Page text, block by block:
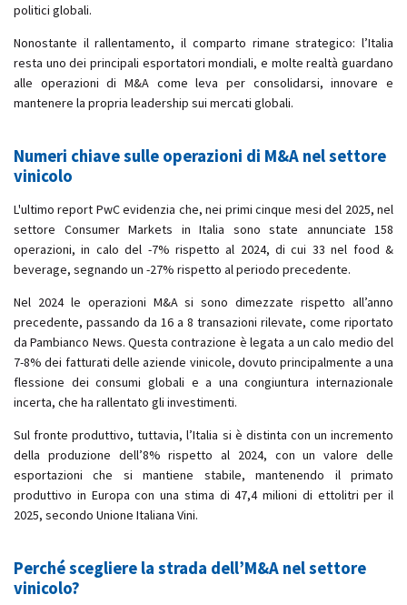
politici globali.
Nonostante il rallentamento, il comparto rimane strategico: l’Italia
resta uno dei principali esportatori mondiali, e molte realtà guardano
alle operazioni di M&A come leva per consolidarsi, innovare e
mantenere la propria leadership sui mercati globali.
Numeri chiave sulle operazioni di M&A nel settore
vinicolo
L'ultimo report PwC evidenzia che, nei primi cinque mesi del 2025, nel
settore Consumer Markets in Italia sono state annunciate 158
operazioni, in calo del -7% rispetto al 2024, di cui 33 nel food &
beverage, segnando un -27% rispetto al periodo precedente.
Nel 2024 le operazioni M&A si sono dimezzate rispetto all’anno
precedente, passando da 16 a 8 transazioni rilevate, come riportato
da Pambianco News. Questa contrazione è legata a un calo medio del
7-8% dei fatturati delle aziende vinicole, dovuto principalmente a una
flessione dei consumi globali e a una congiuntura internazionale
incerta, che ha rallentato gli investimenti.
Sul fronte produttivo, tuttavia, l’Italia si è distinta con un incremento
della produzione dell’8% rispetto al 2024, con un valore delle
esportazioni che si mantiene stabile, mantenendo il primato
produttivo in Europa con una stima di 47,4 milioni di ettolitri per il
2025, secondo Unione Italiana Vini.
Perché scegliere la strada dell’M&A nel settore
vinicolo?